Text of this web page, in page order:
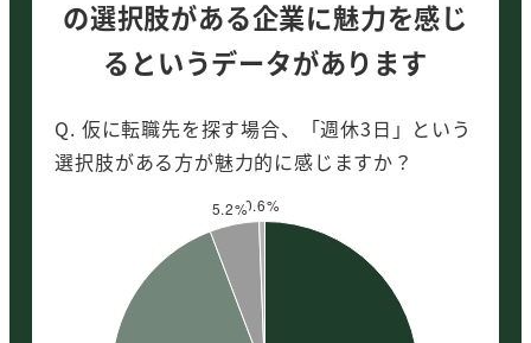
の選択肢がある企業に魅力を感じ
るというデータがあります
Q. 仮に転職先を探す場合、「週休3日」という
選択肢がある方が魅力的に感じますか？